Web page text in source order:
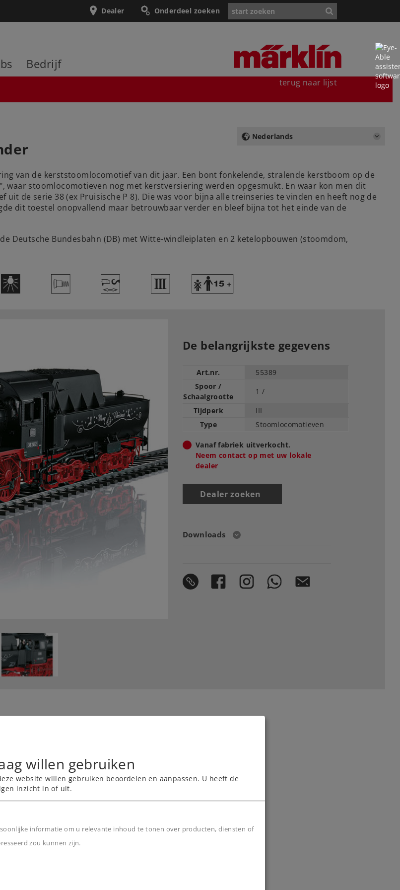
Onderdeel zoeken
Dealer
Bedrijf
terug naar lijst
Nederlands
van de kerststoomlocomotief van dit jaar. Een bont fonkelende, stralende kerstboom op de
waar stoomlocomotieven nog met kerstversiering werden opgesmukt. En waar kon men dit
de serie 38 (ex Pruisische P 8). Die was voor bijna alle treinseries te vinden en heeft nog de
dit toestel onopvallend maar betrouwbaar verder en bleef bijna tot het einde van de
Deutsche Bundesbahn (DB) met Witte-windleiplaten en 2 ketelopbouwen (stoomdom,
k V W 3 Y
De belangrijkste gegevens
Art.nr.
55389
Spoor /
Schaalgrootte
1 /
Tijdperk
III
Type
Stoomlocomotieven
Vanaf fabriek uitverkocht.
Neem contact op met uw lokale
dealer
Dealer zoeken
Downloads
en
en
willen gebruiken
website willen gebruiken beoordelen en aanpassen. U heeft de
inzicht in of uit.
informatie om u relevante inhoud te tonen over producten, diensten of
zou kunnen zijn.